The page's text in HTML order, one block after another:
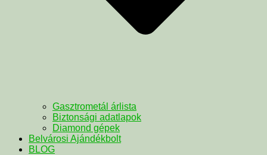
Gasztrometál árlista
Biztonsági adatlapok
Diamond gépek
Belvárosi Ajándékbolt
BLOG